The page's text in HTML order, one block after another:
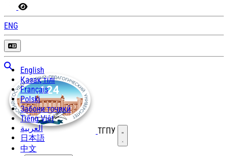
ENG
English
Қазақ тілі
Français
Polski
Забони тоҷикӣ
Tiếng Việt
العربية
日本語
中文
ТГПУ Открыть меню